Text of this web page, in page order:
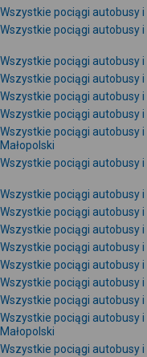
Wszystkie pociągi autobusy
Wszystkie pociągi autobusy
Wszystkie pociągi autobusy
Wszystkie pociągi autobusy
Wszystkie pociągi autobusy
Wszystkie pociągi autobusy
Wszystkie pociągi autobusy
Małopolski
Wszystkie pociągi autobusy
Wszystkie pociągi autobusy
Wszystkie pociągi autobusy
Wszystkie pociągi autobusy
Wszystkie pociągi autobusy
Wszystkie pociągi autobusy
Wszystkie pociągi autobusy
Wszystkie pociągi autobusy
Wszystkie pociągi autobusy
Małopolski
Wszystkie pociągi autobusy